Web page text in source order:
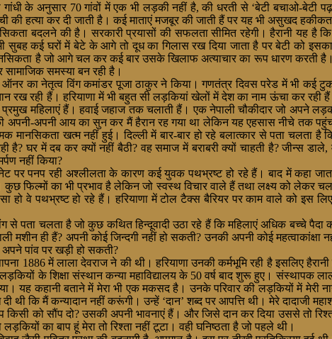
के अनुसार 70 गांवों में एक भी लड़की नहीं है, की धरती से ‘बेटी बचाओ-बेटी
की हत्या कर दी जाती है। कई माताएं मजबूर की जाती हैं पर यह भी असुखद
बदलने की है। सरकारी प्रयासों की सफलता सीमित रहेगी। हैरानी यह है
सुबह कई घरों में बेटे के आगे तो दूध का गिलास रख दिया जाता है पर बेटी को
है जो आगे चल कर कई बार उसके खिलाफ अत्याचार का रूप धारण करती
सामाजिक समस्या बन रही है।
ऑनर का नेतृत्व विंग कमांडर पूजा ठाकुर ने किया। गणतंत्र दिवस परेड में भी
रख रही हैं। हरियाणा में भी बहुत सी लड़कियां खेलों में देश का नाम ऊंचा कर रही
महिलाएं हैं। हवाई जहाज तक चलाती हैं। एक नेपाली चौकीदार जो अपने
अपनी आय का सुन कर मैं हैरान रह गया था लेकिन यह एहसास नीचे तक
खत्म नहीं हुई। दिल्ली में बार-बार हो रहे बलात्कार से पता चलता है
है? घर में दब कर क्यों नहीं बैठी? वह समाज में बराबरी क्यों चाहती है? जीन्स
नहीं किया?
पर पनप रही अश्लीलता के कारण कई युवक पथभ्रष्ट हो रहे हैं। बाद में कहा
फिल्मों का भी प्रभाव है लेकिन जो स्वस्थ विचार वाले हैं तथा लक्ष्य को लेकर
हो वे पथभ्रष्ट हो रहे हैं। हरियाणा में टोल टैक्स बैरियर पर काम वाले को इस
पता चलता है जो कुछ कथित हिन्दूवादी उठा रहे हैं कि महिलाएं अधिक बच्चे पैदा
ही हैं? अपनी कोई जिन्दगी नहीं हो सकती? उनकी अपनी कोई महत्वाकांक्षा
अपने पांव पर खड़ी हो सकती?
1886 में लाला देवराज ने की थी। हरियाणा उनकी कर्मभूमि रही है इसलिए
के शिक्षा संस्थान कन्या महाविद्यालय के 50 वर्ष बाद शुरू हुए। संस्थापक
यह कहानी बताने में मेरा भी एक मकसद है। उनके परिवार की लड़कियों में मेरी
दी थी कि मैं कन्यादान नहीं करूंगी। उन्हें ‘दान’ शब्द पर आपत्ति थी। मेरे
को सौंप दो? उसकी अपनी भावनाएं हैं। और जिसे दान कर दिया उससे तो
का बाप हूं मेरा तो रिश्ता नहीं टूटा। वही घनिष्ठता है जो पहले थी।